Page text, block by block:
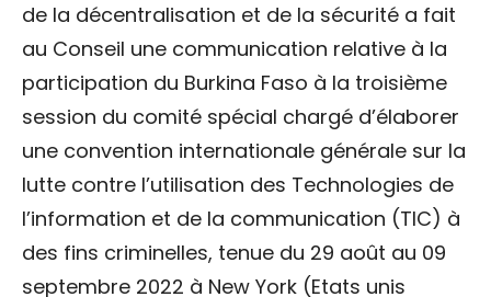
de la décentralisation et de la sécurité a fait
au Conseil une communication relative à la
participation du Burkina Faso à la troisième
session du comité spécial chargé d’élaborer
une convention internationale générale sur la
lutte contre l’utilisation des Technologies de
l’information et de la communication (TIC) à
des fins criminelles, tenue du 29 août au 09
septembre 2022 à New York (Etats unis